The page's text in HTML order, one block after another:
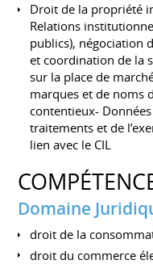
Droit de la propriété
Relations
publics), négociation
et coordination de la
sur la place de
marques et de noms
contentieux-
traitements et de
lien avec le CIL
Domaine
droit de la
droit du commerce